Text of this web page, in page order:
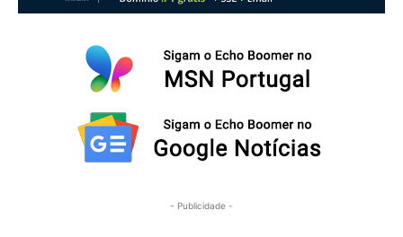
Pokémon TCG Scarlet & Violet – Destined Rivals - Elite Trainer Box
Pokémon TCG Scarlet & Violet – Destined Rivals - Elite Trainer Box
- Publicidade -